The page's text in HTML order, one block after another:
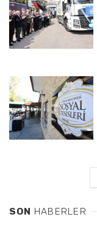
SON HABERLER